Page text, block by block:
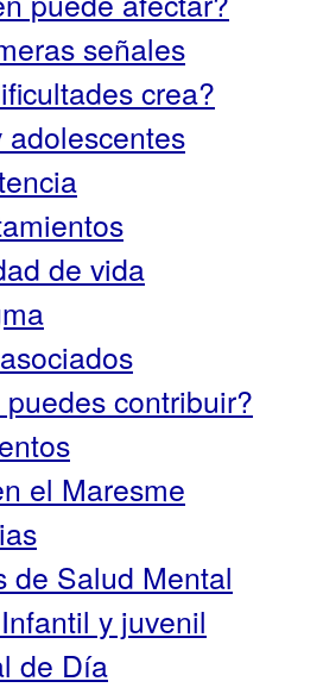
señales
crea?
adolescentes
de vida
contribuir?
el Maresme
de Salud Mental
y juvenil
de Día